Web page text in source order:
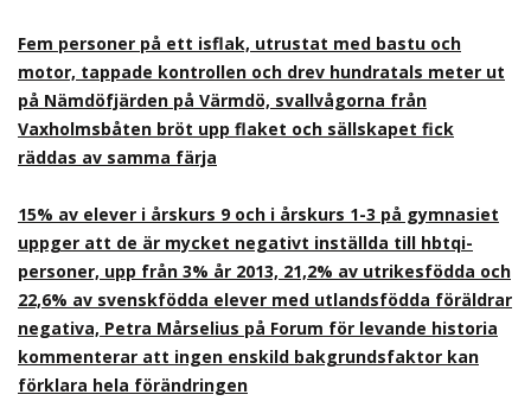
Fem personer på ett isflak, utrustat med bastu och
motor, tappade kontrollen och drev hundratals meter ut
på Nämdöfjärden på Värmdö, svallvågorna från
Vaxholmsbåten bröt upp flaket och sällskapet fick
räddas av samma färja
15% av elever i årskurs 9 och i årskurs 1-3 på gymnasiet
uppger att de är mycket negativt inställda till hbtqi-
personer, upp från 3% år 2013, 21,2% av utrikesfödda och
22,6% av svenskfödda elever med utlandsfödda föräldrar
negativa, Petra Mårselius på Forum för levande historia
kommenterar att ingen enskild bakgrundsfaktor kan
förklara hela förändringen